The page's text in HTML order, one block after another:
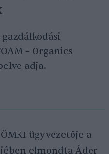
– Organics
adja.
ügyvezetője a
elmondta Áder